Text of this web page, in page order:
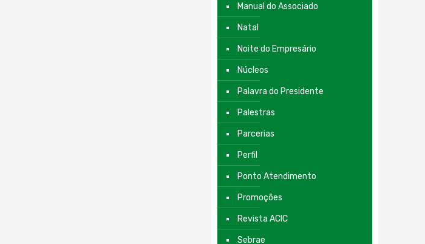
Manual do Associado
Natal
Noite do Empresário
Núcleos
Palavra do Presidente
Palestras
Parcerias
Perfil
Ponto Atendimento
Promoções
Revista ACIC
Sebrae